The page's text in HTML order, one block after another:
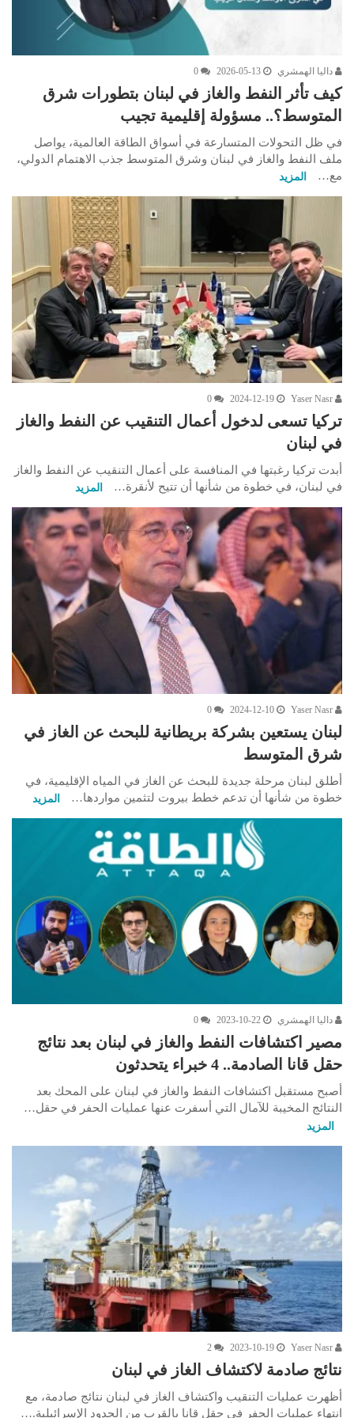
داليا الهمشري 2026-05-13
0
كيف تأثر النفط والغاز في لبنان بتطورات شرق
المتوسط؟.. مسؤولة إقليمية تجيب
في ظل التحولات المتسارعة في أسواق الطاقة العالمية، يواصل
ملف النفط والغاز في لبنان وشرق المتوسط جذب الاهتمام الدولي،
مع…
المزيد
2024-12-19
0
تركيا تسعى لدخول أعمال التنقيب عن النفط والغاز
في لبنان
أبدت تركيا رغبتها في المنافسة على أعمال التنقيب عن النفط والغاز
في لبنان، في خطوة من شأنها أن تتيح لأنقرة…
المزيد
2024-12-10
0
لبنان يستعين بشركة بريطانية للبحث عن الغاز في
شرق المتوسط
أطلق لبنان مرحلة جديدة للبحث عن الغاز في المياه الإقليمية، في
خطوة من شأنها أن تدعم خطط بيروت لتثمين مواردها…
المزيد
داليا الهمشري 2023-10-22
0
مصير اكتشافات النفط والغاز في لبنان بعد نتائج
حقل قانا الصادمة.. 4 خبراء يتحدثون
أصبح مستقبل اكتشافات النفط والغاز في لبنان على المحك بعد
النتائج المخيبة للآمال التي أسفرت عنها عمليات الحفر في حقل…
المزيد
2023-10-19
2
نتائج صادمة لاكتشاف الغاز في لبنان
أظهرت عمليات التنقيب واكتشاف الغاز في لبنان نتائج صادمة، مع
انتهاء عمليات الحفر في حقل قانا بالقرب من الحدود الإسرائيلية.…